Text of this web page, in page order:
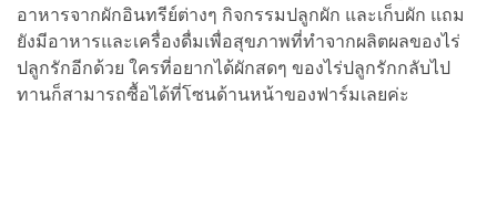
อาหารจากผักอินทรีย์ต่างๆ กิจกรรมปลูกผัก และเก็บผัก แถม
ยังมีอาหารและเครื่องดื่มเพื่อสุขภาพที่ทำจากผลิตผลของไร่
ปลูกรักอีกด้วย ใครที่อยากได้ผักสดๆ ของไร่ปลูกรักกลับไป
ทานก็สามารถซื้อได้ที่โซนด้านหน้าของฟาร์มเลยค่ะ